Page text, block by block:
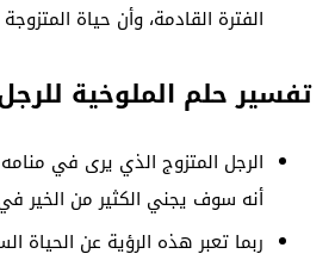
الفترة القادمة، وأن حياة
تفسير حلم الملوخية
الرجل المتزوج الذي يرى في
أنه سوف يجني الكثير من الخير في
ربما تعبر هذه الرؤية عن الحياة